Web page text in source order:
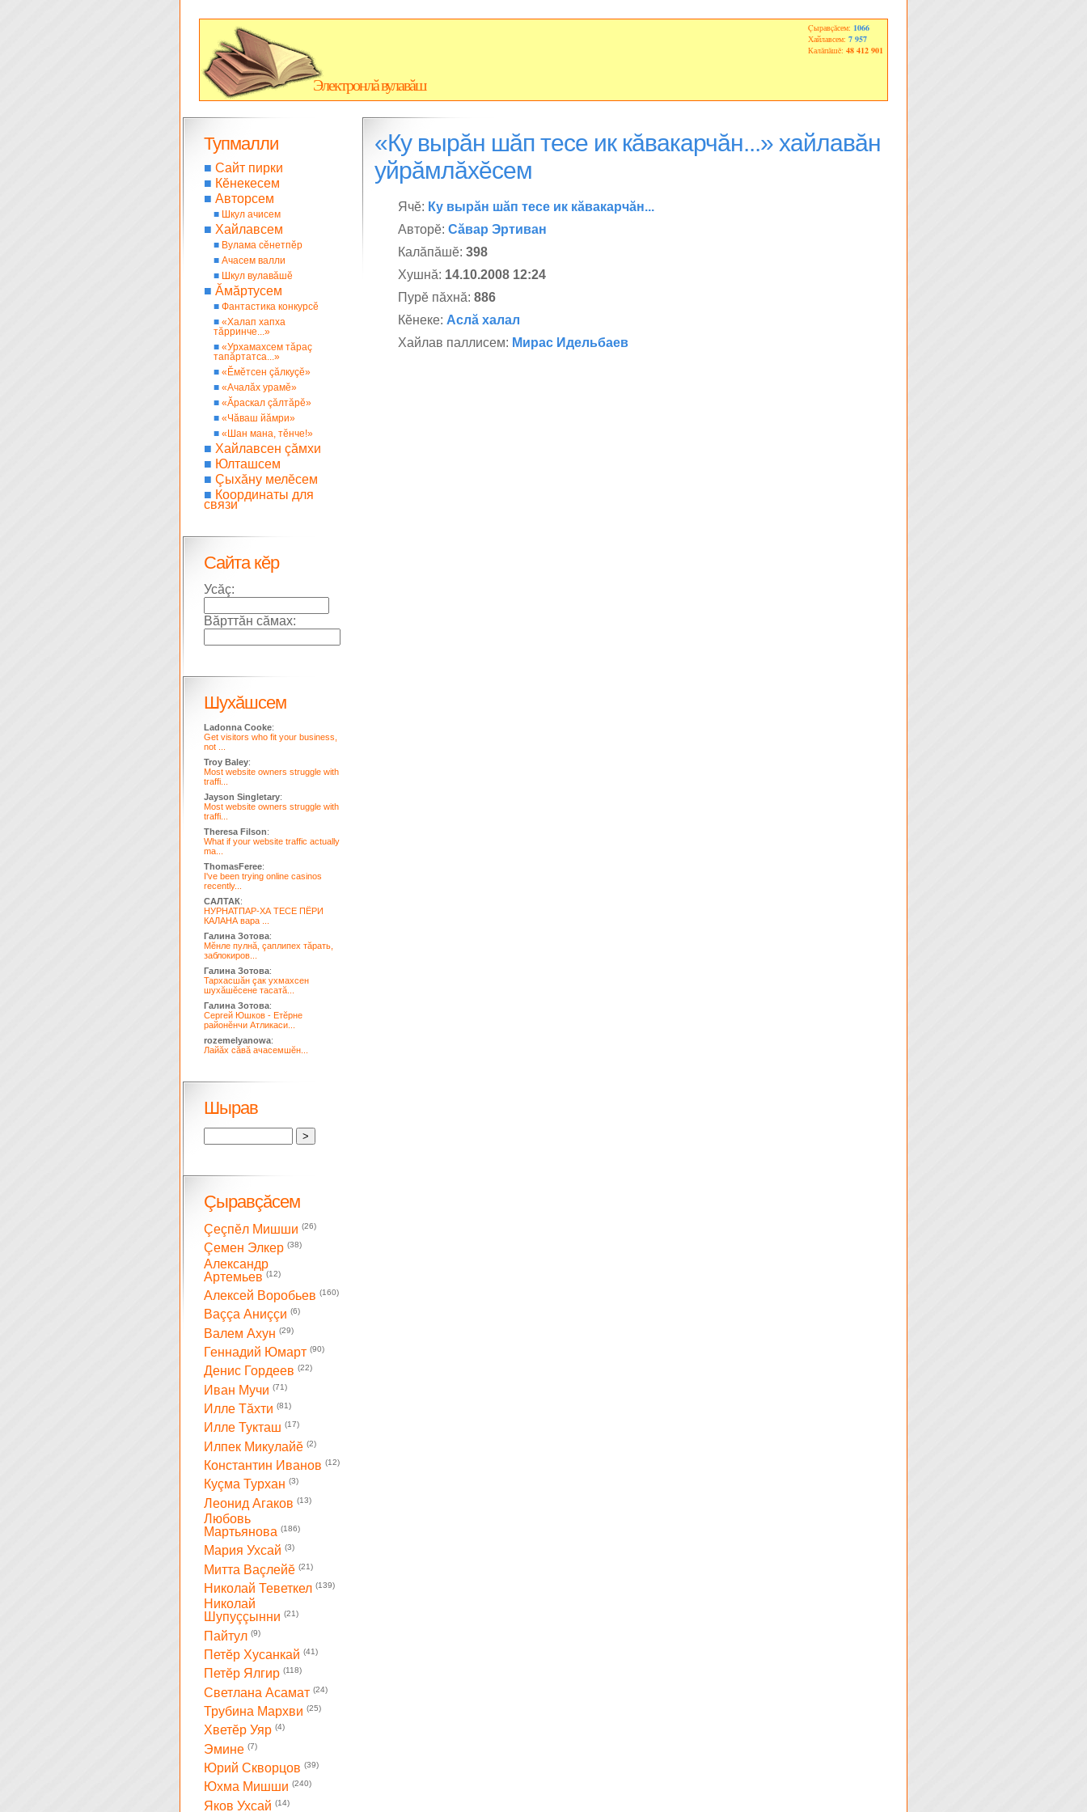
Электронлă вулавăш
Çыравçăсем: 1066
Хайлавсем: 7 957
Калăпăшĕ: 48 412 901
«Ку вырăн шăп тесе ик кăвакарчăн...» хайлавăн
уйрăмлăхĕсем
Ячĕ: Ку вырăн шăп тесе ик кăвакарчăн...
Авторĕ: Сăвар Эртиван
Калăпăшĕ: 398
Хушнă: 14.10.2008 12:24
Пурĕ пăхнă: 886
Кĕнеке: Аслă халал
Хайлав паллисем: Мирас Идельбаев
Тупмалли
■ Сайт пирки
■ Кĕнекесем
■ Авторсем
■ Шкул ачисем
■ Хайлавсем
■ Вулама сĕнетпĕр
■ Ачасем валли
■ Шкул вулавăшĕ
■ Ăмăртусем
■ Фантастика конкурсĕ
■ «Халап хапха
тăрринче...»
■ «Урхамахсем тăраç
тапăртатса...»
■ «Ĕмĕтсен çăлкуçĕ»
■ «Ачалăх урамĕ»
■ «Ăраскал çăлтăрĕ»
■ «Чăваш йăмри»
■ «Шан мана, тĕнче!»
■ Хайлавсен çăмхи
■ Юлташсем
■ Çыхăну мелĕсем
■ Координаты для
связи
Сайта кĕр
Усăç:
Вăрттăн сăмах:
Шухăшсем
Ladonna Cooke:
Get visitors who fit your business,
not ...
Troy Baley:
Most website owners struggle with
traffi...
Jayson Singletary:
Most website owners struggle with
traffi...
Theresa Filson:
What if your website traffic actually
ma...
ThomasFeree:
I've been trying online casinos
recently...
САЛТАК:
НУРНАТПАР-ХА ТЕСЕ ПЁРИ
КАЛАНА вара ...
Галина Зотова:
Мĕнле пулнă, çаплипех тăрать,
заблокиров...
Галина Зотова:
Тархасшăн çак ухмахсен
шухăшĕсене тасатă...
Галина Зотова:
Сергей Юшков - Етĕрне
районĕнчи Атликаси...
rozemelyanowa:
Лайăх сăвă ачасемшĕн...
Шырав
Çыравçăсем
Çеçпĕл Мишши (26)
Çемен Элкер (38)
Александр
Артемьев (12)
Алексей Воробьев (160)
Ваççа Аниççи (6)
Валем Ахун (29)
Геннадий Юмарт (90)
Денис Гордеев (22)
Иван Мучи (71)
Илле Тăхти (81)
Илле Тукташ (17)
Илпек Микулайĕ (2)
Константин Иванов (12)
Куçма Турхан (3)
Леонид Агаков (13)
Любовь
Мартьянова (186)
Мария Ухсай (3)
Митта Ваçлейĕ (21)
Николай Теветкел (139)
Николай
Шупуççынни (21)
Пайтул (9)
Петĕр Хусанкай (41)
Петĕр Ялгир (118)
Светлана Асамат (24)
Трубина Мархви (25)
Хветĕр Уяр (4)
Эмине (7)
Юрий Скворцов (39)
Юхма Мишши (240)
Яков Ухсай (14)